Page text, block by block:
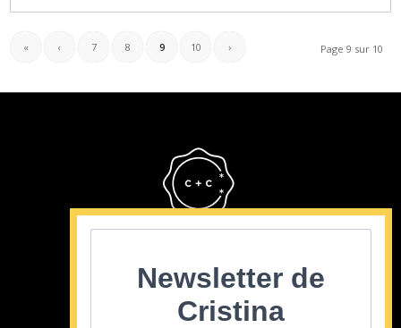
Page 9 sur 10
« ‹ 7 8 9 10 ›
Newsletter de
Cristina